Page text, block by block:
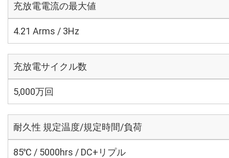
充放電電流の最大値
4.21 Arms / 3Hz
充放電サイクル数
5,000万回
耐久性 規定温度/規定時間/負荷
85℃ / 5000hrs / DC+リプル